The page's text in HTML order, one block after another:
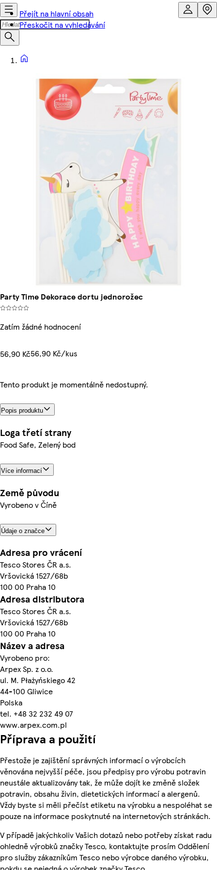
Přejít na hlavní obsah
Přeskočit na vyhledávání
Party Time Dekorace dortu jednorožec
Zatím žádné hodnocení
56,90 Kč56,90 Kč/kus
Tento produkt je momentálně nedostupný.
Popis produktu
Loga třetí strany
Food Safe, Zelený bod
Více informací
Země původu
Vyrobeno v Číně
Údaje o značce
Adresa pro vrácení
Tesco Stores ČR a.s.
Vršovická 1527/68b
100 00 Praha 10
Adresa distributora
Tesco Stores ČR a.s.
Vršovická 1527/68b
100 00 Praha 10
Název a adresa
Vyrobeno pro:
Arpex Sp. z o.o.
ul. M. Płażyńskiego 42
44-100 Gliwice
Polska
tel. +48 32 232 49 07
www.arpex.com.pl
Příprava a použití
Přestože je zajištění správných informací o výrobcích
věnována nejvyšší péče, jsou předpisy pro výrobu potravin
neustále aktualizovány tak, že může dojít ke změně složek
potravin, obsahu živin, dietetických informací a alergenů.
Vždy byste si měli přečíst etiketu na výrobku a nespoléhat se
pouze na informace poskytnuté na internetových stránkách.
V případě jakýchkoliv Vašich dotazů nebo potřeby získat radu
ohledně výrobků značky Tesco, kontaktujte prosím Oddělení
pro služby zákazníkům Tesco nebo výrobce daného výrobku,